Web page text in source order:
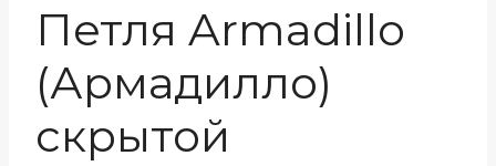
Петля Armadillo
(Армадилло)
скрытой